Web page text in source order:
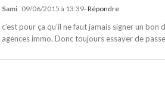
Sami 09/06/2015 à 13:39- Répondre
c’est pour ça qu’il ne faut jamais signer un
agences immo. Donc toujours essayer de